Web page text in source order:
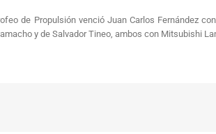
de Propulsión venció Juan Carlos Fernández
y de Salvador Tineo, ambos con Mitsubishi